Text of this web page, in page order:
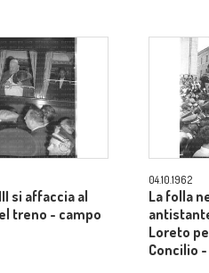
si affaccia al
treno - campo
04.10.1962
La folla
Loreto
Concilio